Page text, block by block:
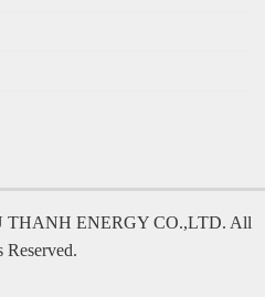
THANH ENERGY CO.,LTD. All
Reserved.